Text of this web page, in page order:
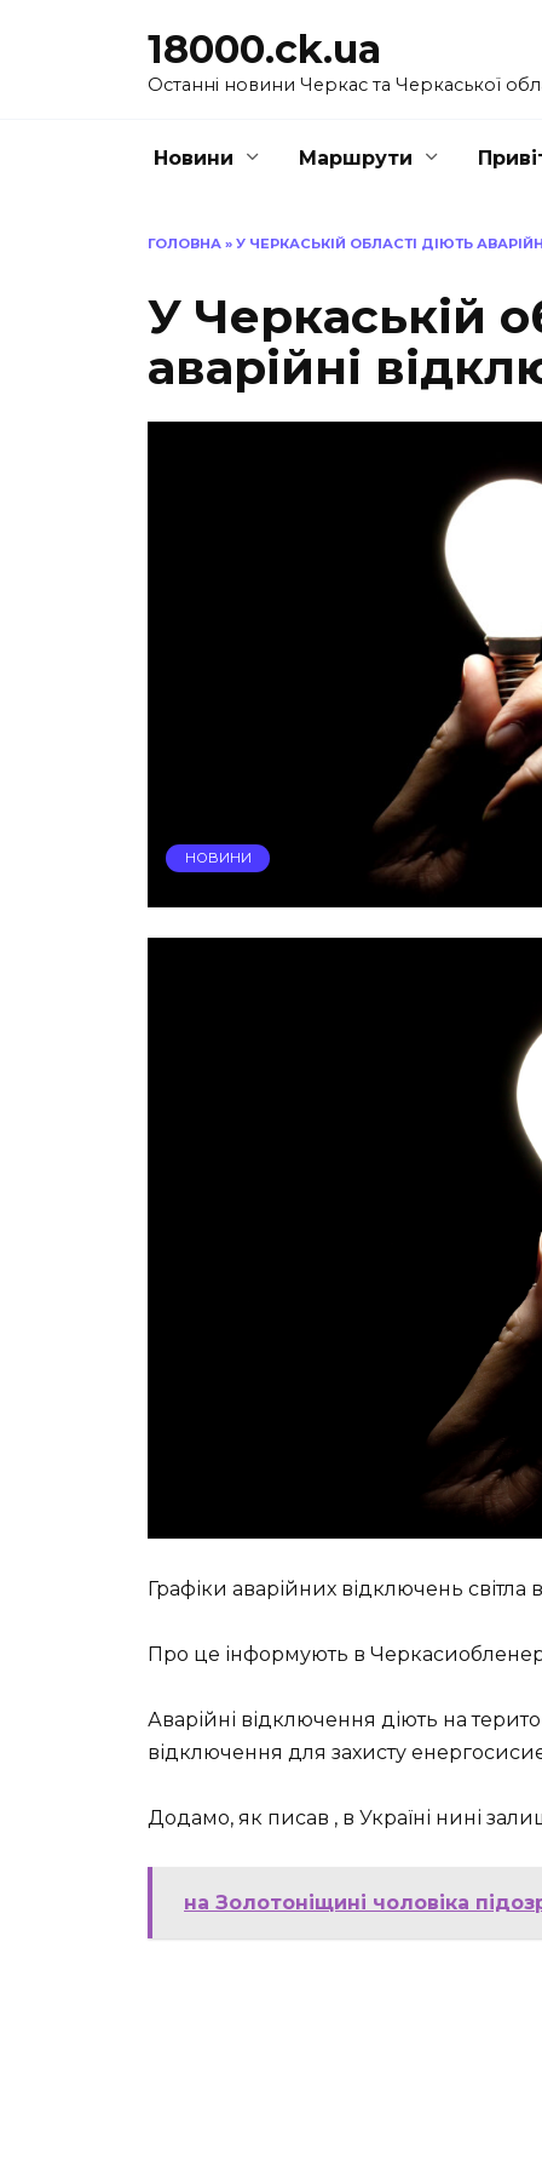
18000.ck.ua
Останні новини Черкас та Черкаської
Новини Маршрути
ГОЛОВНА » У ЧЕРКАСЬКІЙ ОБЛАСТІ ДІЮТЬ
У Черкаській
аварійні
НОВИНИ
Графіки аварійних відключень світла
Про це інформують в
Аварійні відключення діють на
відключення для захисту
Додамо, як писав , в Україні нині
на Золотоніщині чоловіка